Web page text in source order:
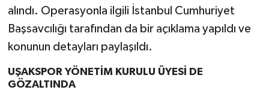
alındı. Operasyonla ilgili İstanbul Cumhuriyet
Başsavcılığı tarafından da bir açıklama yapıldı ve
konunun detayları paylaşıldı.
UŞAKSPOR YÖNETİM KURULU ÜYESİ DE
GÖZALTINDA